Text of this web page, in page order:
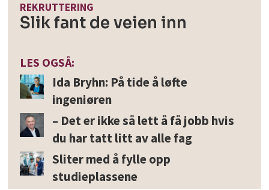
REKRUTTERING
Slik fant de veien inn
LES OGSÅ:
Ida Bryhn: På tide å løfte
ingeniøren
– Det er ikke så lett å få jobb hvis
du har tatt litt av alle fag
Sliter med å fylle opp
studieplassene